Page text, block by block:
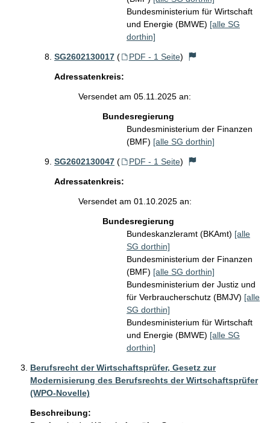
Bundesministerium für Wirtschaft
und Energie (BMWE) [alle SG
dorthin]
SG2602130017 ( PDF - 1 Seite)
Adressatenkreis:
Versendet am 05.11.2025 an:
Bundesregierung
Bundesministerium der Finanzen
(BMF) [alle SG dorthin]
SG2602130047 ( PDF - 1 Seite)
Adressatenkreis:
Versendet am 01.10.2025 an:
Bundesregierung
Bundeskanzleramt (BKAmt) [alle
SG dorthin]
Bundesministerium der Finanzen
(BMF) [alle SG dorthin]
Bundesministerium der Justiz und
für Verbraucherschutz (BMJV) [alle
SG dorthin]
Bundesministerium für Wirtschaft
und Energie (BMWE) [alle SG
dorthin]
Berufsrecht der Wirtschaftsprüfer, Gesetz zur
Modernisierung des Berufsrechts der Wirtschaftsprüfer
(WPO-Novelle)
Beschreibung: